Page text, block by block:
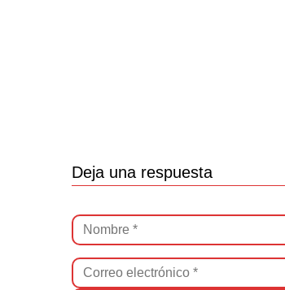
Deja una respuesta